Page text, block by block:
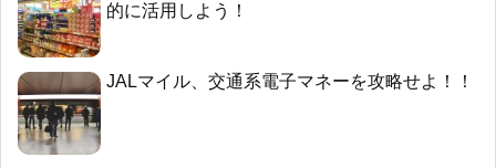
的に活用しよう！
JALマイル、交通系電子マネーを攻略せよ！！